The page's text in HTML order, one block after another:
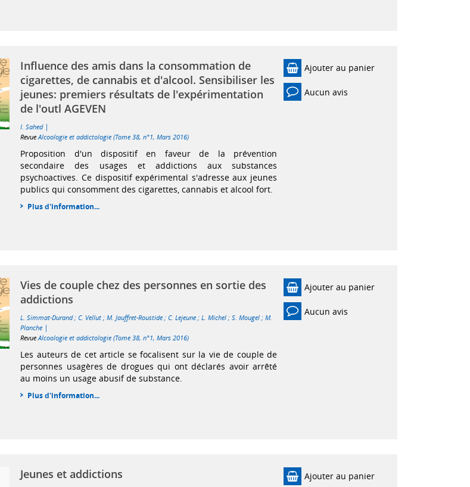
Influence des amis dans la consommation de
cigarettes, de cannabis et d'alcool. Sensibiliser les
jeunes: premiers résultats de l'expérimentation
de l'outl AGEVEN
I. Sahed |
RevueAlcoologie et addictologie (Tome 38, n°1, Mars 2016)
Proposition d'un dispositif en faveur de la prévention
secondaire des usages et addictions aux substances
psychoactives. Ce dispositif expérimental s'adresse aux jeunes
publics qui consomment des cigarettes, cannabis et alcool fort.
Plus d'information...
Ajouter au panier
Aucun avis
Vies de couple chez des personnes en sortie des
addictions
L. Simmat-Durand;C. Vellut ;M. Jauffret-Roustide ;C. Lejeune ;L. Michel ;S. Mougel ;M.
Planche |
RevueAlcoologie et addictologie (Tome 38, n°1, Mars 2016)
Les auteurs de cet article se focalisent sur la vie de couple de
personnes usagères de drogues qui ont déclarés avoir arrêté
au moins un usage abusif de substance.
Plus d'information...
Ajouter au panier
Aucun avis
Jeunes et addictions Ajouter au panier